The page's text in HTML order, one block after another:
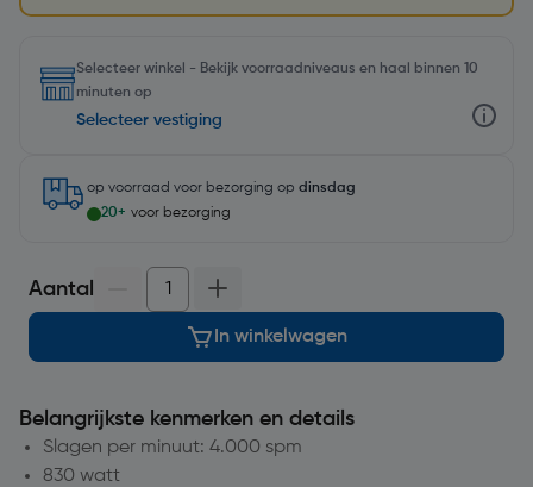
Selecteer winkel - Bekijk voorraadniveaus en haal binnen 10
minuten op
Selecteer vestiging
op voorraad voor bezorging op dinsdag
20+ voor bezorging
Aantal
In winkelwagen
Belangrijkste kenmerken en details
Slagen per minuut: 4.000 spm
830 watt